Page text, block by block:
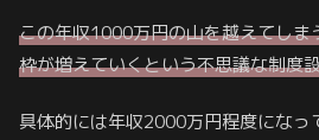
この年収1000万円の山を越えてしま
枠が増えていくという不思議な制度
具体的には年収2000万円程度になっ